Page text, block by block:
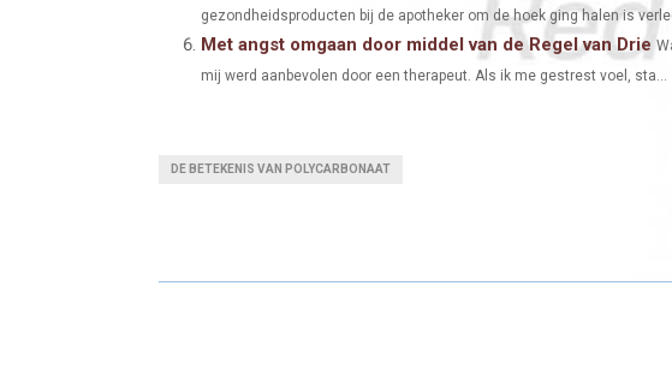
gezondheidsproducten bij de apotheker om de hoek ging halen is
Met angst omgaan door middel van de Regel van Drie
mij werd aanbevolen door een therapeut. Als ik me gestrest voel, sta...
DE BETEKENIS VAN POLYCARBONAAT